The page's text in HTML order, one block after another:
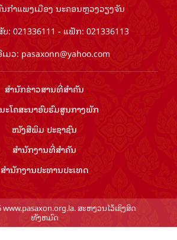
ກຳແພງເມືອງ ນະຄອນຫຼວງວຽງຈັນ
: 021336111 - ແຟັກ: 021336113
ມວ: pasaxonn@yahoo.com
ສຳ​ນັກ​ຂ່າວ​ສານ​ທີ່​ສຳ​ຄັນ​
ະໂຄສະນາອົບຮົມ​ສູນ​ກາງ​ພັກ
ໜັງສືພິມ ປະ​ຊາ​ຊົນ
ສຳ​ນັກ​ງານ​ທີ່​ສຳ​ຄັນ
ສຳ​ນັກ​ງານ​ປະ​ທານ​ປະ​ເທດ
ສະຫງວນໄວ້ເຊິງສິດ
ທັງຫມົດ